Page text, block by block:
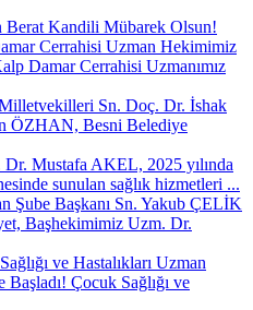
Berat Kandili Mübarek Olsun!
Cerrahisi Uzman Hekimimiz
Damar Cerrahisi Uzmanımız
Sn. Doç. Dr. İshak
ÖZHAN, Besni Belediye
Mustafa AKEL, 2025 yılında
sunulan sağlık hizmetleri ...
Şube Başkanı Sn. Yakub ÇELİK
Başhekimimiz Uzm. Dr.
ve Hastalıkları Uzman
Çocuk Sağlığı ve